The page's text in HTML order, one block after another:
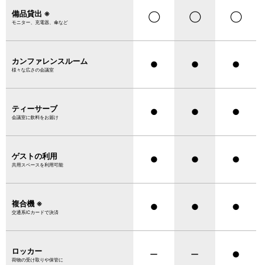
備品貸出 ※
モニター、充電器、傘など
◯ ◯ ◯
カンファレンスルーム
様々な広さの会議室
● ● ●
ティーサーブ
会議室に飲料をお届け
● ● ●
ゲストの利用
共用スペースを利用可能
● ● ●
複合機 ※
交通系ICカードで決済
● ● ●
ロッカー
荷物の受け取りや保管に
ー ー ●